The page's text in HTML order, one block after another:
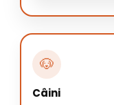
🐶
Câini